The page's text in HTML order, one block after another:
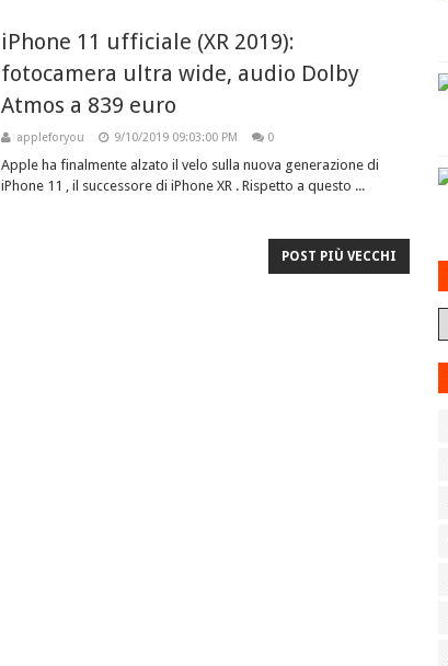
iPhone 11 ufficiale (XR 2019):
fotocamera ultra wide, audio Dolby
Atmos a 839 euro
appleforyou 9/10/2019 09:03:00 PM 0
Apple ha finalmente alzato il velo sulla nuova generazione di
iPhone 11 , il successore di iPhone XR . Rispetto a questo ...
POST PIÙ VECCHI